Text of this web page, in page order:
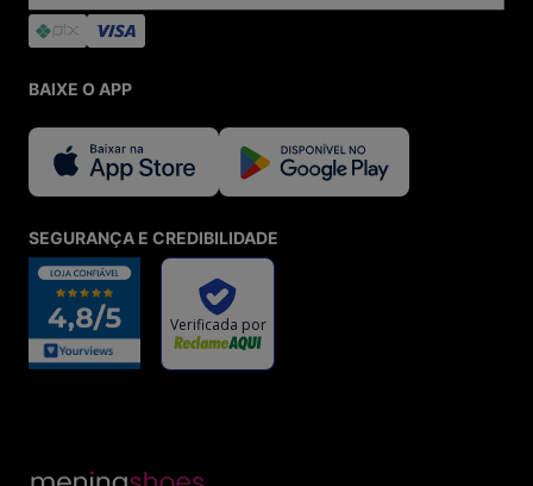
BAIXE O APP
SEGURANÇA E CREDIBILIDADE